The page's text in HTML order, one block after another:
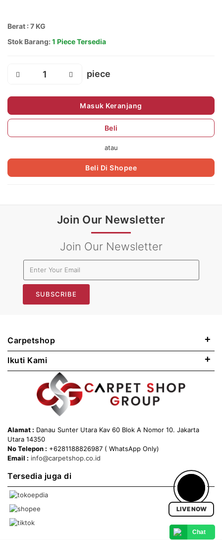
Berat : 7 KG
Stok Barang:1 Piece Tersedia
Masuk Keranjang
Beli
atau
Beli Di Shopee
Join Our Newsletter
Join Our Newsletter
SUBSCRIBE
Carpetshop +
Ikuti Kami +
Alamat : Danau Sunter Utara Kav 60 Blok A Nomor 10. Jakarta
Utara 14350
No Telepon : +6281188826987 ( WhatsApp Only)
Email : info@carpetshop.co.id
Tersedia juga di
Chat
LIVE NOW